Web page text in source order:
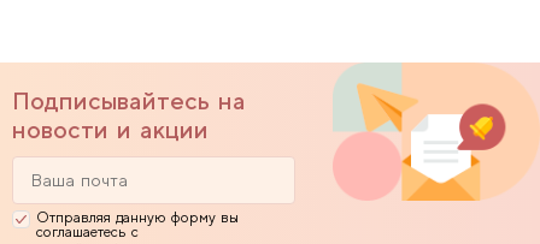
Подписывайтесь на
новости и акции
Отправляя данную форму вы
соглашаетесь с